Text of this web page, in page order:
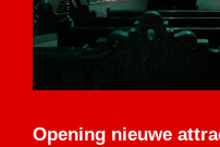
Opening nieuwe